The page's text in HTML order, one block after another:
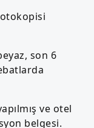
son 6
ve otel
belgesi.